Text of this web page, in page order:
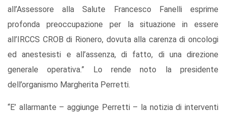
all’Assessore alla Salute Francesco Fanelli esprime
profonda preoccupazione per la situazione in essere
all’IRCCS CROB di Rionero, dovuta alla carenza di oncologi
ed anestesisti e all’assenza, di fatto, di una direzione
generale operativa.” Lo rende noto la presidente
dell’organismo Margherita Perretti.
“E’ allarmante – aggiunge Perretti – la notizia di interventi